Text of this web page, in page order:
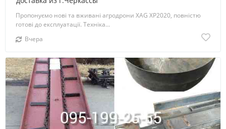
Пропонуємо нові та вживані агродрони XAG XP2020, повністю
готові до експлуатації. Техніка...
Вчера